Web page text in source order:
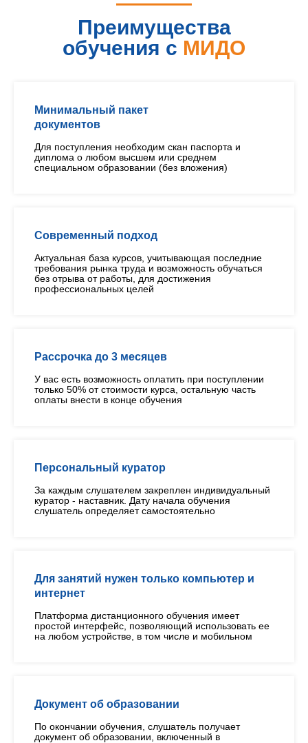
Преимущества
обучения с МИДО
Минимальный пакет
документов
Для поступления необходим скан паспорта и
диплома о любом высшем или среднем
специальном образовании (без вложения)
Современный подход
Актуальная база курсов, учитывающая последние
требования рынка труда и возможность обучаться
без отрыва от работы, для достижения
профессиональных целей
Рассрочка до 3 месяцев
У вас есть возможность оплатить при поступлении
только 50% от стоимости курса, остальную часть
оплаты внести в конце обучения
Персональный куратор
За каждым слушателем закреплен индивидуальный
куратор - наставник. Дату начала обучения
слушатель определяет самостоятельно
Для занятий нужен только компьютер и
интернет
Платформа дистанционного обучения имеет
простой интерфейс, позволяющий использовать ее
на любом устройстве, в том числе и мобильном
Документ об образовании
По окончании обучения, слушатель получает
документ об образовании, включенный в